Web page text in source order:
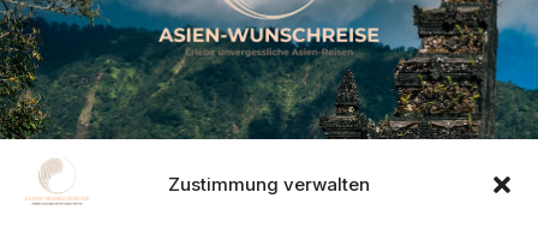
Zustimmung verwalten
Kontakt
Frohnhauser Strasse 232, 45144 Essen